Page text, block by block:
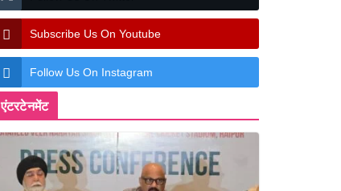
Subscribe Us On Youtube
Follow Us On Instagram
एंटरटेनमेंट